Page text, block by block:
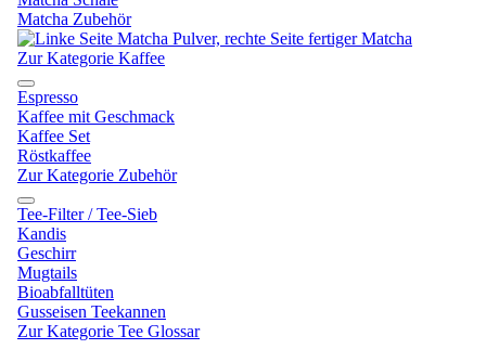
Matcha Zubehör
Zur Kategorie Kaffee
Espresso
Kaffee mit Geschmack
Kaffee Set
Röstkaffee
Zur Kategorie Zubehör
Tee-Filter / Tee-Sieb
Kandis
Geschirr
Mugtails
Bioabfalltüten
Gusseisen Teekannen
Zur Kategorie Tee Glossar